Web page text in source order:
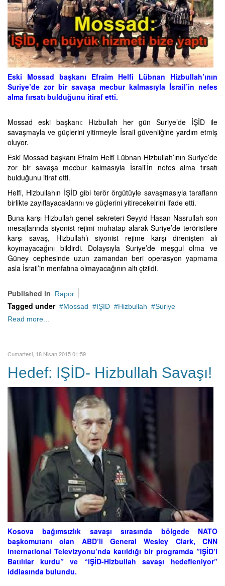
Eski Mossad başkanı Efraim Helfi Lübnan Hizbullah’ının
Suriye’de zor bir savaşa mecbur kalmasıyla İsrail’in nefes
alma fırsatı bulduğunu itiraf etti.
Mossad eski başkanı: Hizbullah her gün Suriye’de İŞİD ile
savaşmayla ve güçlerini yitirmeyle İsrail güvenliğine yardım etmiş
oluyor.
Eski Mossad başkanı Efraim Helfi Lübnan Hizbullah’ının Suriye’de
zor bir savaşa mecbur kalmasıyla İsrail’İn nefes alma fırsatı
bulduğunu itiraf etti.
Helfi, Hizbullahın İŞİD gibi terör örgütüyle savaşmasıyla tarafların
birlikte zayıflayacaklarını ve güçlerini yitirecekelrini ifade etti.
Buna karşı Hizbullah genel sekreteri Seyyid Hasan Nasrullah son
mesajlarında siyonist rejimi muhatap alarak Suriye’de teröristlere
karşı savaş, Hizbullah’ı siyonist rejime karşı direnişten alı
koymayacağını bildirdi. Dolaysıyla Suriye’de meşgul olma ve
Güney cephesinde uzun zamandan beri operasyon yapmama
asla İsrail’in menfatına olmayacağının altı çizildi.
Published in Rapor
Tagged under Mossad IŞİD Hizbullah
Suriye
Read more...
Cumartesi, 18 Nisan 2015 01:59
Hedef: IŞİD- Hizbullah Savaşı!
Kosova bağımsızlık savaşı sırasında bölgede NATO
başkomutanı olan ABD’li General Wesley Clark, CNN
International Televizyonu’nda katıldığı bir programda ”IŞİD’i
Batılılar kurdu” ve “IŞİD-Hizbullah savaşı hedefleniyor”
iddiasında bulundu.